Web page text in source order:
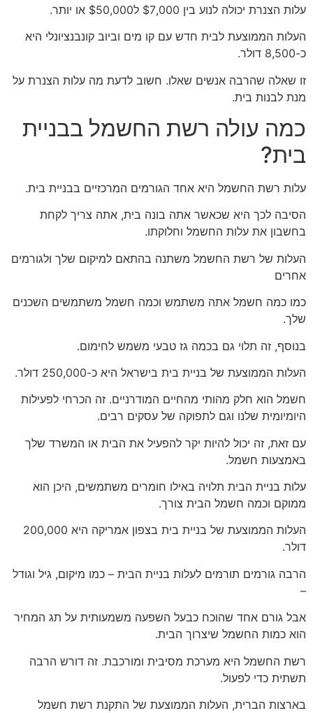
עלות הצנרת יכולה לנוע בין $7,000 ל$50,000 או יותר.
העלות הממוצעת לבית חדש עם קו מים וביוב קונבנציונלי היא
כ-8,500 דולר.
זו שאלה שהרבה אנשים שאלו. חשוב לדעת מה עלות הצנרת על
מנת לבנות בית.
כמה עולה רשת החשמל בבניית
בית?
עלות רשת החשמל היא אחד הגורמים המרכזיים בבניית בית.
הסיבה לכך היא שכאשר אתה בונה בית, אתה צריך לקחת
בחשבון את עלות החשמל וחלוקתו.
העלות של רשת החשמל משתנה בהתאם למיקום שלך ולגורמים
אחרים
כמו כמה חשמל אתה משתמש וכמה חשמל משתמשים השכנים
שלך.
בנוסף, זה תלוי גם בכמה גז טבעי משמש לחימום.
העלות הממוצעת של בניית בית בישראל היא כ-250,000 דולר.
חשמל הוא חלק מהותי מהחיים המודרניים. זה הכרחי לפעילות
היומיומית שלנו וגם לתפוקה של עסקים רבים.
עם זאת, זה יכול להיות יקר להפעיל את הבית או המשרד שלך
באמצעות חשמל.
עלות בניית הבית תלויה באילו חומרים משתמשים, היכן הוא
ממוקם וכמה חשמל הבית צורך.
העלות הממוצעת של בניית בית בצפון אמריקה היא 200,000
דולר.
הרבה גורמים תורמים לעלות בניית הבית – כמו מיקום, גיל וגודל
–
אבל גורם אחד שהוכח כבעל השפעה משמעותית על תג המחיר
הוא כמות החשמל שיצרוך הבית.
רשת החשמל היא מערכת מסיבית ומורכבת. זה דורש הרבה
תשתית כדי לפעול.
בארצות הברית, העלות הממוצעת של התקנת רשת חשמל